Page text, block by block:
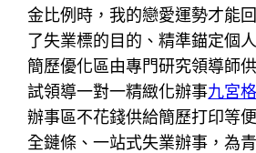
金比例時，我的戀愛運勢才能
了失業標的目的、精準錨定個
簡歷優化區由專門研究領導師
試領導一對一精緻化辦事九宮格
辦事區不花錢供給簡歷打印等
全鏈條、一站式失業辦事，為